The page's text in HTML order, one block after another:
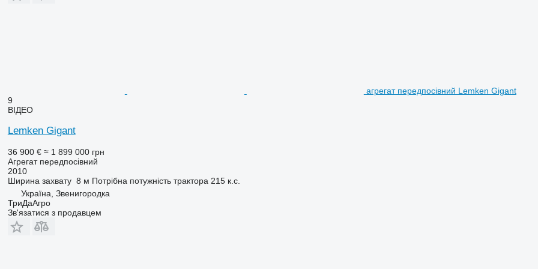
агрегат передпосівний Lemken Gigant
9
ВІДЕО
Lemken Gigant
36 900 € ≈ 1 899 000 грн
Агрегат передпосівний
2010
Ширина захвату 8 м Потрібна потужність трактора 215 к.с.
Україна, Звенигородка
ТриДаАгро
Зв'язатися з продавцем